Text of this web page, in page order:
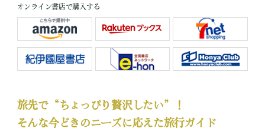
オンライン書店で購入する
旅先で“ちょっぴり贅沢したい”！
そんな今どきのニーズに応えた旅行ガイド